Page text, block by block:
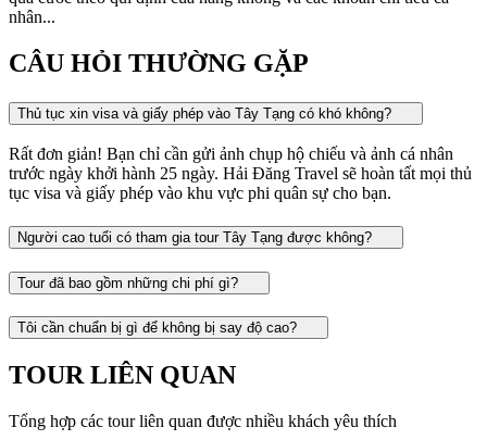
nhân...
CÂU HỎI THƯỜNG GẶP
Thủ tục xin visa và giấy phép vào Tây Tạng có khó không?
Rất đơn giản! Bạn chỉ cần gửi ảnh chụp hộ chiếu và ảnh cá nhân
trước ngày khởi hành 25 ngày. Hải Đăng Travel sẽ hoàn tất mọi thủ
tục visa và giấy phép vào khu vực phi quân sự cho bạn.
Người cao tuổi có tham gia tour Tây Tạng được không?
Tour đã bao gồm những chi phí gì?
Tôi cần chuẩn bị gì để không bị say độ cao?
TOUR LIÊN QUAN
Tổng hợp các tour liên quan được nhiều khách yêu thích